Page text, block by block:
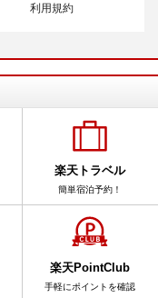
利用規約
楽天トラベル
簡単宿泊予約！
楽天PointClub
手軽にポイントを確認